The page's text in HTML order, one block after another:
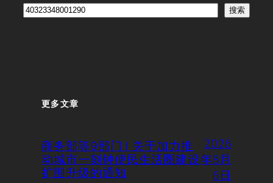
搜
搜索
更多文章
商务部等9部门 | 关于加力推
动城市一刻钟便民生活圈建设
扩围升级的通知
2026
年8月
6日